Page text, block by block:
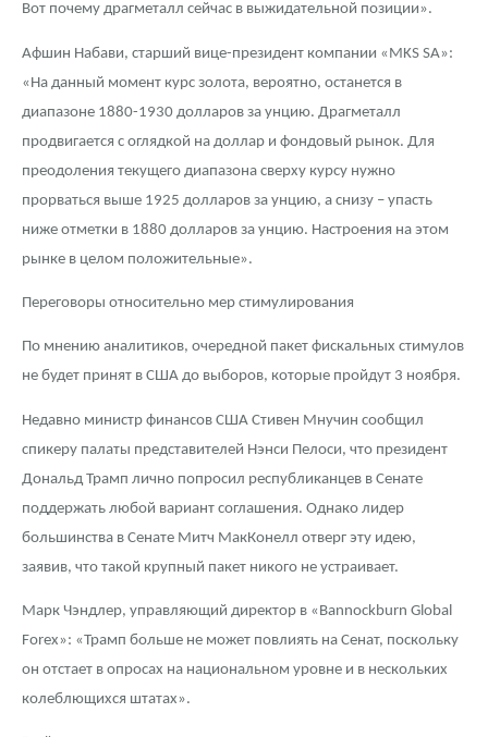
Монеты и жетоны из недрагоценных металлов
Книги по нумизматике
Вот почему драгметалл сейчас в выжидательной позиции».
Афшин Набави, старший вице-президент компании «MKS SA»:
«На данный момент курс золота, вероятно, останется в
диапазоне 1880-1930 долларов за унцию. Драгметалл
продвигается с оглядкой на доллар и фондовый рынок. Для
преодоления текущего диапазона сверху курсу нужно
прорваться выше 1925 долларов за унцию, а снизу – упасть
ниже отметки в 1880 долларов за унцию. Настроения на этом
рынке в целом положительные».
Переговоры относительно мер стимулирования
По мнению аналитиков, очередной пакет фискальных стимулов
не будет принят в США до выборов, которые пройдут 3 ноября.
Недавно министр финансов США Стивен Мнучин сообщил
спикеру палаты представителей Нэнси Пелоси, что президент
Дональд Трамп лично попросил республиканцев в Сенате
поддержать любой вариант соглашения. Однако лидер
большинства в Сенате Митч МакКонелл отверг эту идею,
заявив, что такой крупный пакет никого не устраивает.
Марк Чэндлер, управляющий директор в «Bannockburn Global
Forex»: «Трамп больше не может повлиять на Сенат, поскольку
он отстает в опросах на национальном уровне и в нескольких
колеблющихся штатах».